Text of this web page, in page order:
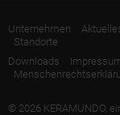
Unternehmen
Standorte
Downloads
© 2026 KERAMUNDO,